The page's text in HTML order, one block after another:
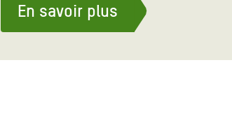
En savoir plus